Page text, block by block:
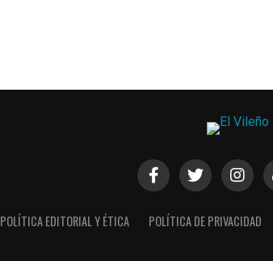
POLÍTICA EDITORIAL Y ÉTICA POLÍTICA DE PRIVACIDAD